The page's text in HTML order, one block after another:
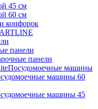
45 см
60 см
конфорок
панели
панели
Посудомоечные машины
машины 60
машины 45